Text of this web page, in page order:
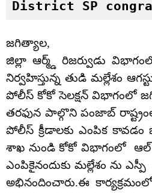
District SP
జగిత్యాల,
జిల్లా ఆర్మ్డ్ రిజర్వుడు
నిర్వహిస్తున్న తుడి మల్లేశం
పోలీస్ కోకో సెలక్షన్ విభాగంలో
తరఫున పాల్గొని పంజాబ్
పోలీస్ క్రీడాలకు ఎంపిక
శాఖ నుండి కోకో విభాగంలో ఆల్
ఎంపికైనందుకు మల్లేశం ను
అభినందించారు.ఈ కార్యక్రమంలో